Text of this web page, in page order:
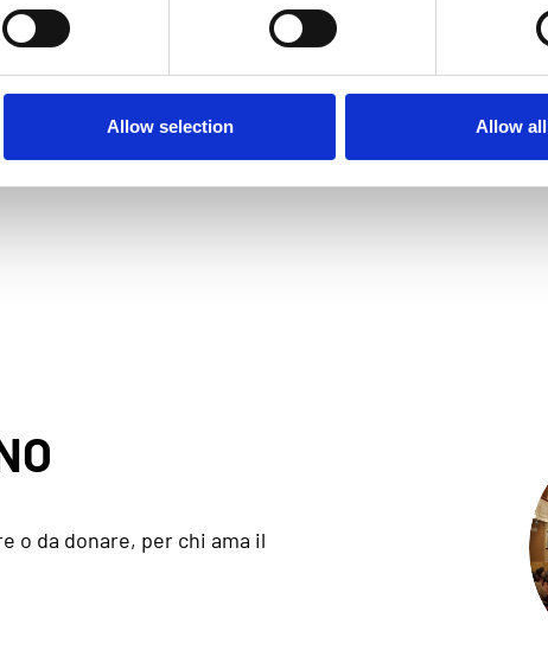
Allow selection Allow all
o da donare, per chi ama il